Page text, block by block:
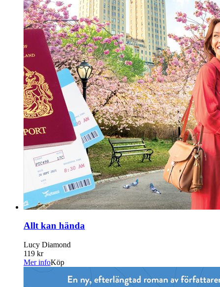
Allt kan hända
Lucy Diamond
119 kr
Mer infoKöp